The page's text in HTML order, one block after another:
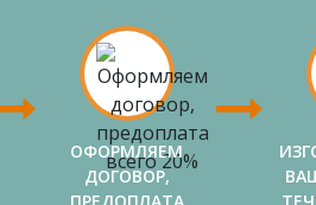
ОФОРМЛЯЕМ
ДОГОВОР,